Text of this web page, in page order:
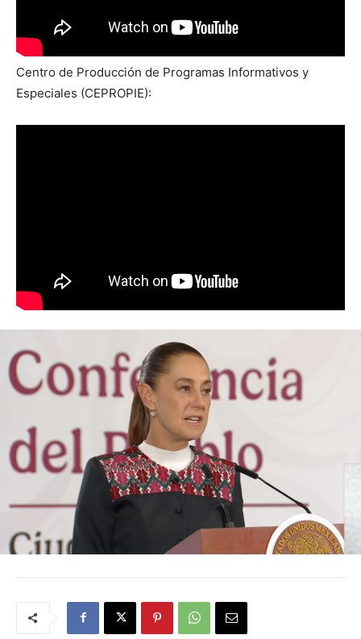
Centro de Producción de Programas Informativos y
Especiales (CEPROPIE):